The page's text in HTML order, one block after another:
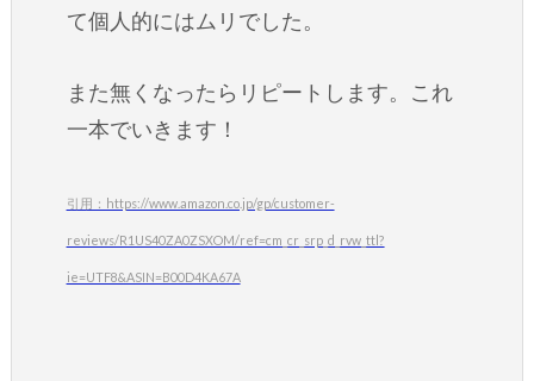
て個人的にはムリでした。
また無くなったらリピートします。これ
一本でいきます！
引用：https://www.amazon.co.jp/gp/customer-
reviews/R1US40ZA0ZSXOM/ref=cm_cr_srp_d_rvw_ttl?
ie=UTF8&ASIN=B00D4KA67A